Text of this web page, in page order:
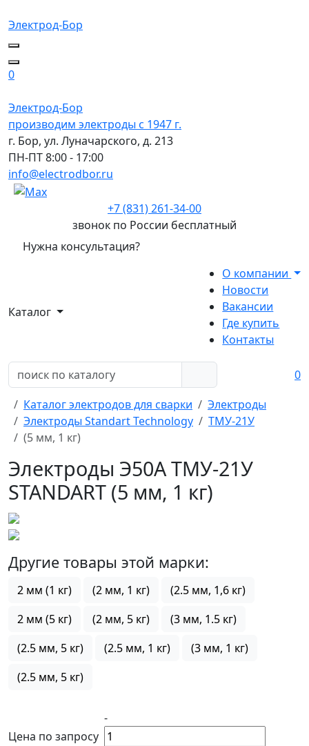
Электрод-Бор
0
Электрод-Бор
производим электроды с 1947 г.
г. Бор, ул. Луначарского, д. 213
ПН-ПТ 8:00 - 17:00
info@electrodbor.ru
+7 (831) 261-34-00
звонок по России бесплатный
Нужна консультация?
Каталог
О компании
Новости
Вакансии
Где купить
Контакты
0
Каталог электродов для сварки
Электроды
Электроды Standart Technology
ТМУ-21У
(5 мм, 1 кг)
Электроды Э50А ТМУ-21У
STANDART (5 мм, 1 кг)
Другие товары этой марки:
2 мм (1 кг) (2 мм, 1 кг)
(2.5 мм, 1,6 кг)
2 мм (5 кг)
(2 мм, 5 кг)
(3 мм, 1.5 кг)
(2.5 мм, 5 кг)
(2.5 мм, 1 кг)
(3 мм, 1 кг)
(2.5 мм, 5 кг)
Цена по запросу
-